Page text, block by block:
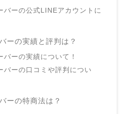
バーの公式LINEアカウントに
ーの実績と評判は？
バーの実績について！
バーの口コミや評判につい
ーの特商法は？